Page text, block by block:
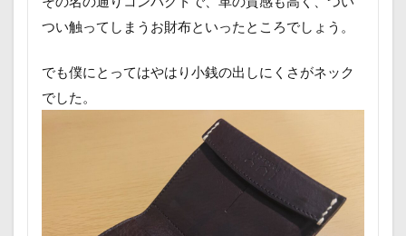
つい触ってしまうお財布といったところでしょう。
でも僕にとってはやはり小銭の出しにくさがネック
でした。